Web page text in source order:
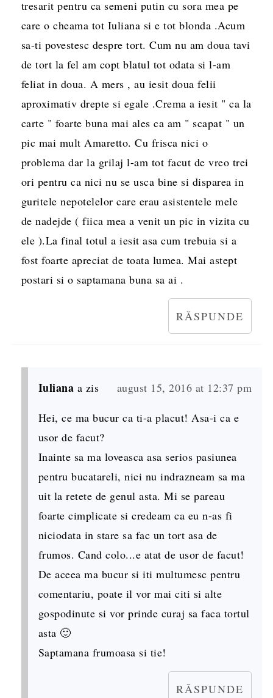
tresarit pentru ca semeni putin cu sora mea pe
care o cheama tot Iuliana si e tot blonda .Acum
sa-ti povestesc despre tort. Cum nu am doua tavi
de tort la fel am copt blatul tot odata si l-am
feliat in doua. A mers , au iesit doua felii
aproximativ drepte si egale .Crema a iesit " ca la
carte " foarte buna mai ales ca am " scapat " un
pic mai mult Amaretto. Cu frisca nici o
problema dar la grilaj l-am tot facut de vreo trei
ori pentru ca nici nu se usca bine si disparea in
guritele nepotelelor care erau asistentele mele
de nadejde ( fiica mea a venit un pic in vizita cu
ele ).La final totul a iesit asa cum trebuia si a
fost foarte apreciat de toata lumea. Mai astept
postari si o saptamana buna sa ai .
RĂSPUNDE
Iuliana a zis august 15, 2016 at 12:37 pm
Hei, ce ma bucur ca ti-a placut! Asa-i ca e
usor de facut?
Inainte sa ma loveasca asa serios pasiunea
pentru bucatareli, nici nu indrazneam sa ma
uit la retete de genul asta. Mi se pareau
foarte cimplicate si credeam ca eu n-as fi
niciodata in stare sa fac un tort asa de
frumos. Cand colo...e atat de usor de facut!
De aceea ma bucur si iti multumesc pentru
comentariu, poate il vor mai citi si alte
gospodinute si vor prinde curaj sa faca tortul
asta 🙂
Saptamana frumoasa si tie!
RĂSPUNDE